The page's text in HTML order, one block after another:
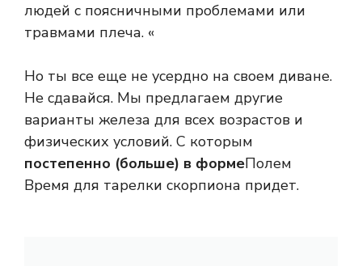
людей с поясничными проблемами или
травмами плеча. «
Но ты все еще не усердно на своем диване.
Не сдавайся. Мы предлагаем другие
варианты железа для всех возрастов и
физических условий. С которым
постепенно (больше) в формеПолем
Время для тарелки скорпиона придет.